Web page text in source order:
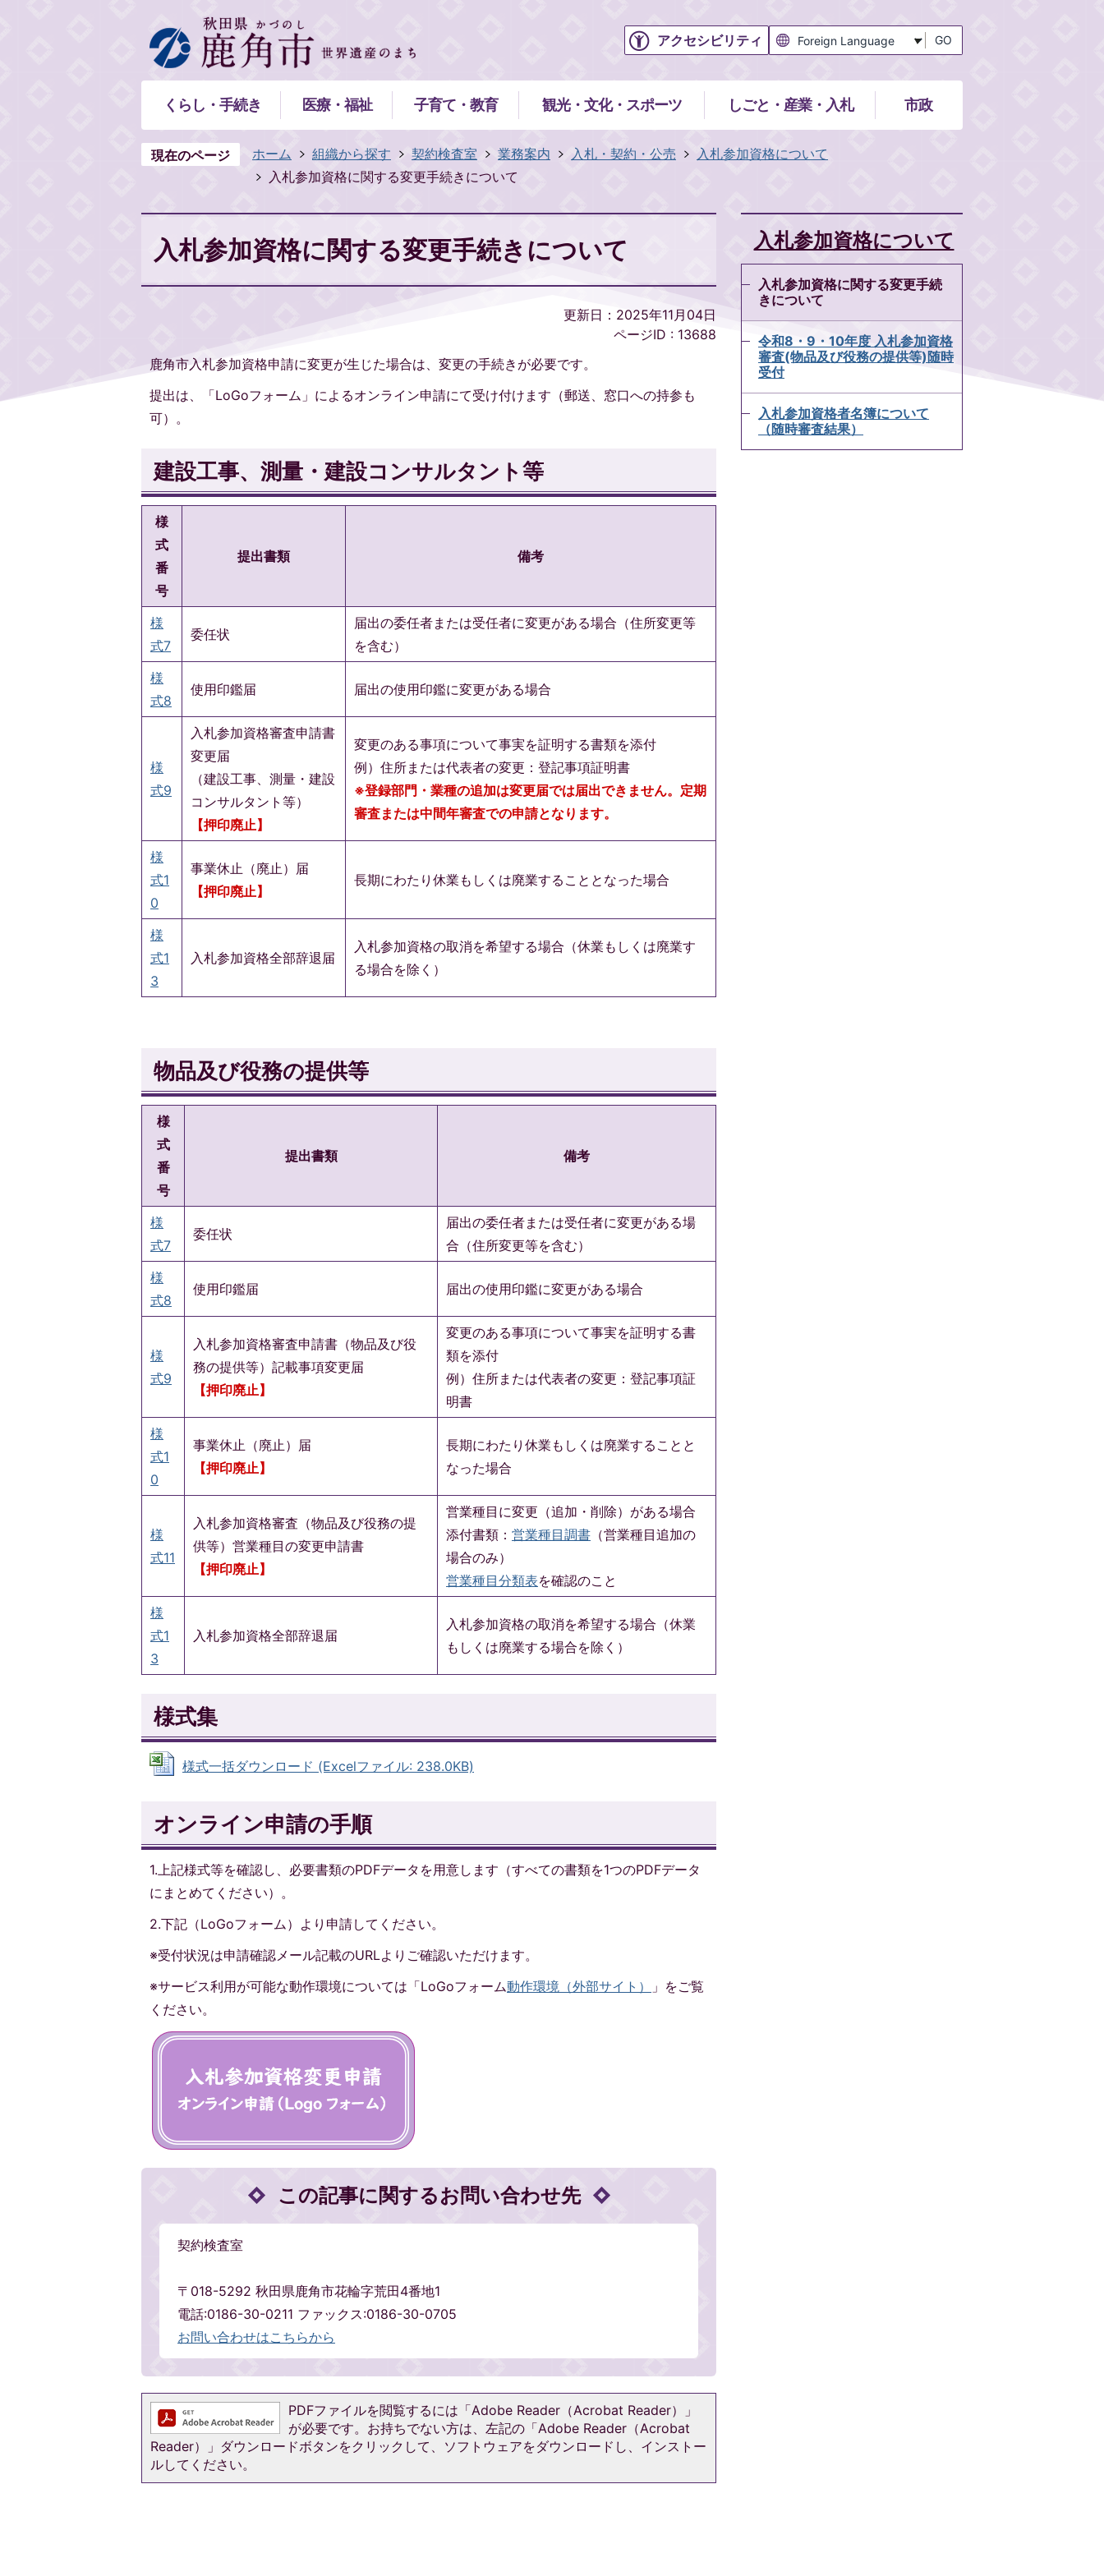
アクセシビリティ GO
くらし・手続き 医療・福祉 子育て・教育 観光・文化・スポーツ しごと・産業・入札 市政
現在のページ ホーム 組織から探す 契約検査室 業務案内 入札・契約・公売
入札参加資格について
入札参加資格に関する変更手続きについて
入札参加資格に関する変更手続きについて
更新日：2025年11月04日
ページID : 13688
鹿角市入札参加資格申請に変更が生じた場合は、変更の手続きが必要です。
提出は、「LoGoフォーム」によるオンライン申請にて受け付けます（郵送、窓口への持参も
可）。
建設工事、測量・建設コンサルタント等
様
式
番
号
提出書類 備考
様
式7
委任状
届出の委任者または受任者に変更がある場合（住所変更等
を含む）
様
式8
使用印鑑届 届出の使用印鑑に変更がある場合
様
式9
入札参加資格審査申請書
変更届
（建設工事、測量・建設
コンサルタント等）
【押印廃止】
変更のある事項について事実を証明する書類を添付
例）住所または代表者の変更：登記事項証明書
※登録部門・業種の追加は変更届では届出できません。定期
審査または中間年審査での申請となります。
様
式1
0
事業休止（廃止）届
【押印廃止】
長期にわたり休業もしくは廃業することとなった場合
様
式1
3
入札参加資格全部辞退届
入札参加資格の取消を希望する場合（休業もしくは廃業す
る場合を除く）
物品及び役務の提供等
様
式
番
号
提出書類 備考
様
式7
委任状
届出の委任者または受任者に変更がある場
合（住所変更等を含む）
様
式8
使用印鑑届 届出の使用印鑑に変更がある場合
様
式9
入札参加資格審査申請書（物品及び役
務の提供等）記載事項変更届
【押印廃止】
変更のある事項について事実を証明する書
類を添付
例）住所または代表者の変更：登記事項証
明書
様
式1
0
事業休止（廃止）届
【押印廃止】
長期にわたり休業もしくは廃業することと
なった場合
様
式11
入札参加資格審査（物品及び役務の提
供等）営業種目の変更申請書
【押印廃止】
営業種目に変更（追加・削除）がある場合
添付書類： 営業種目調書 （営業種目追加の
場合のみ）
営業種目分類表を確認のこと
様
式1
3
入札参加資格全部辞退届
入札参加資格の取消を希望する場合（休業
もしくは廃業する場合を除く）
様式集
様式一括ダウンロード (Excelファイル: 238.0KB)
オンライン申請の手順
1.上記様式等を確認し、必要書類のPDFデータを用意します（すべての書類を1つのPDFデータ
にまとめてください）。
2.下記（LoGoフォーム）より申請してください。
※受付状況は申請確認メール記載のURLよりご確認いただけます。
※サービス利用が可能な動作環境については「LoGoフォーム動作環境（外部サイト）
」をご覧
ください。
この記事に関するお問い合わせ先
契約検査室
〒018-5292 秋田県鹿角市花輪字荒田4番地1
電話:0186-30-0211 ファックス:0186-30-0705
お問い合わせはこちらから
PDFファイルを閲覧するには「Adobe Reader（Acrobat Reader）」
が必要です。お持ちでない方は、左記の「Adobe Reader（Acrobat
Reader）」ダウンロードボタンをクリックして、ソフトウェアをダウンロードし、インストー
ルしてください。
入札参加資格について
入札参加資格に関する変更手続
きについて
令和8・9・10年度 入札参加資格
審査(物品及び役務の提供等)随時
受付
入札参加資格者名簿について
（随時審査結果）